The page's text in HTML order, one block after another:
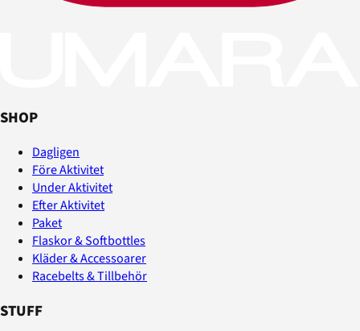
SHOP
Dagligen
Före Aktivitet
Under Aktivitet
Efter Aktivitet
Paket
Flaskor & Softbottles
Kläder & Accessoarer
Racebelts & Tillbehör
STUFF